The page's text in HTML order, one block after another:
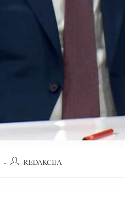
AutorREDAKCIJA